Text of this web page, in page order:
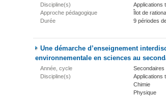
Discipline(s)
Applications
Approche pédagogique
Îlot de
Durée
9 périodes
Une démarche d’enseignement
environnementale en sciences au
Année, cycle
Secondaires
Discipline(s)
Applications
Chimie
Physique